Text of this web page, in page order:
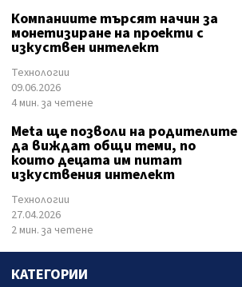
Компаниите търсят начин за
монетизиране на проекти с
изкуствен интелект
Технологии
09.06.2026
4 мин. за четене
Meta ще позволи на родителите
да виждат общи теми, по
които децата им питат
изкуствения интелект
Технологии
27.04.2026
2 мин. за четене
КАТЕГОРИИ